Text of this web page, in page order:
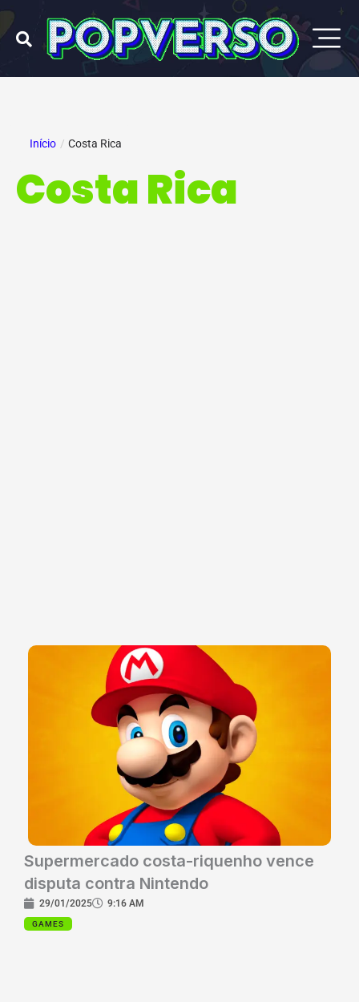
Ir
para
Início / Costa Rica
Costa Rica
Supermercado costa-riquenho vence
disputa contra Nintendo
29/01/2025 9:16 AM
GAMES